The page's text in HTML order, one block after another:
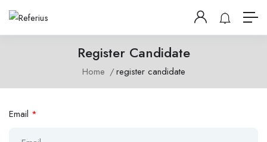
Register Candidate
Home register candidate
Email *